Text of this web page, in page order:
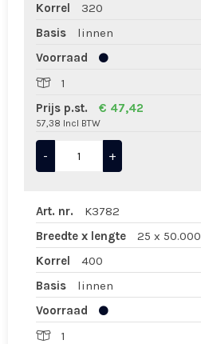
Korrel
320
Basis
linnen
Voorraad
1
Prijs p.st.
€ 47,42
57,38 Incl BTW
- +
Art. nr.
K3782
Breedte x lengte
25 x 50.000
Korrel
400
Basis
linnen
Voorraad
1